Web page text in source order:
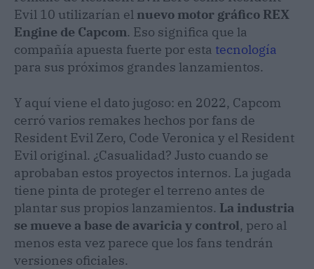
Evil 10 utilizarían el nuevo motor gráfico REX
Engine de Capcom. Eso significa que la
compañía apuesta fuerte por esta tecnología
para sus próximos grandes lanzamientos.
Y aquí viene el dato jugoso: en 2022, Capcom
cerró varios remakes hechos por fans de
Resident Evil Zero, Code Veronica y el Resident
Evil original. ¿Casualidad? Justo cuando se
aprobaban estos proyectos internos. La jugada
tiene pinta de proteger el terreno antes de
plantar sus propios lanzamientos. La industria
se mueve a base de avaricia y control, pero al
menos esta vez parece que los fans tendrán
versiones oficiales.